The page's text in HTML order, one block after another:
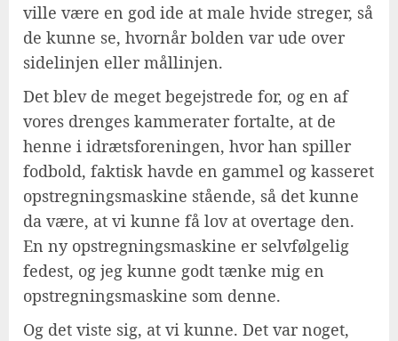
ville være en god ide at male hvide streger, så
de kunne se, hvornår bolden var ude over
sidelinjen eller mållinjen.
Det blev de meget begejstrede for, og en af
vores drenges kammerater fortalte, at de
henne i idrætsforeningen, hvor han spiller
fodbold, faktisk havde en gammel og kasseret
opstregningsmaskine stående, så det kunne
da være, at vi kunne få lov at overtage den.
En ny opstregningsmaskine er selvfølgelig
fedest, og jeg kunne godt tænke mig en
opstregningsmaskine som denne.
Og det viste sig, at vi kunne. Det var noget,